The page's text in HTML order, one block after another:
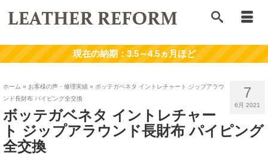
7
6月 2021
ホーム » お客様の声・修理実績 » ボッテガベネタ イントレチャート ジップアラウ
ンド長財布 パイピング全交換
ボッテガベネタ イントレチャー
ト ジップアラウンド長財布 パイピング
全交換